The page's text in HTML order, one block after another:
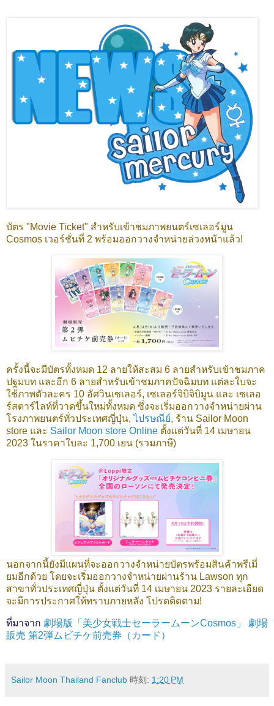
บัตร "Movie Ticket" สำหรับเข้าชมภาพยนตร์เซเลอร์มูน
Cosmos เวอร์ชั่นที่ 2 พร้อมออกวางจำหน่ายล่วงหน้าแล้ว!
ครั้งนี้จะมีบัตรทั้งหมด 12 ลายให้สะสม 6 ลายสำหรับเข้าชมภาค
ปฐมบท และอีก 6 ลายสำหรับเข้าชมภาคปัจฉิมบท แต่ละใบจะ
ใช้ภาพตัวละคร 10 อัศวินเซเลอร์, เซเลอร์จิบิจิบิมูน และ เซเลอ
ร์สตาร์ไลท์ที่วาดขึ้นใหม่ทั้งหมด ซึ่งจะเริ่มออกวางจำหน่ายผ่าน
โรงภาพยนตร์ทั่วประเทศญี่ปุ่น,ไปรษณีย์, ร้าน Sailor Moon
store และ Sailor Moon store Online ตั้งแต่วันที่ 14 เมษายน
2023 ในราคาใบละ 1,700 เยน (รวมภาษี)
นอกจากนี้ยังมีแผนที่จะออกวางจำหน่ายบัตรพร้อมสินค้าพรีเมี่
ยมอีกด้วย โดยจะเริ่มออกวางจำหน่ายผ่านร้าน Lawson ทุก
สาขาทั่วประเทศญี่ปุ่น ตั้งแต่วันที่ 14 เมษายน 2023 รายละเอียด
จะมีการประกาศให้ทราบภายหลัง โปรดติดตาม!
ที่มาจาก 劇場版「美少女戦士セーラームーンCosmos」 劇場
販売 第2弾ムビチケ前売券（カード）
Sailor Moon Thailand Fanclub 時刻: 1:20 PM